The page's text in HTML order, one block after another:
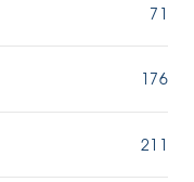
71
176
211